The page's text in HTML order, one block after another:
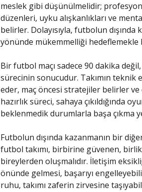
meslek gibi düşünülmelidir;
düzenleri, uyku alışkanlıkları ve
belirler. Dolayısıyla, futbolun
yönünde mükemmelliği hedeflemekle
Bir futbol maçı sadece 90 dakika
sürecinin sonucudur. Takımın
eder, maç öncesi stratejiler belirler ve
hazırlık süreci, sahaya çıkıldığında
beklenmedik durumlarla başa çıkma
Futbolun dışında kazanmanın bir
futbol takımı, birbirine güvenen,
bireylerden oluşmalıdır. İletişim
önünde gelmesi, başarıyı
ruhu, takımı zaferin zirvesine